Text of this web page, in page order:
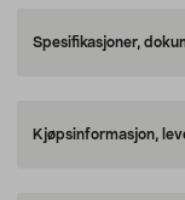
Spesifikasjoner,
Kjøpsinformasjon,